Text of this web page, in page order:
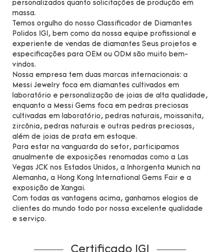
personalizados quanto solicitações de produção em
massa.
Temos orgulho do nosso Classificador de Diamantes
Polidos IGI, bem como da nossa equipe profissional e
experiente de vendas de diamantes Seus projetos e
especificações para OEM ou ODM são muito bem-
vindos.
Nossa empresa tem duas marcas internacionais: a
Messi Jewelry foca em diamantes cultivados em
laboratório e personalização de joias de alta qualidade,
enquanto a Messi Gems foca em pedras preciosas
cultivadas em laboratório, pedras naturais, moissanita,
zircônia, pedras naturais e outras pedras preciosas,
além de joias de prata em estoque.
Para estar na vanguarda do setor, participamos
anualmente de exposições renomadas como a Las
Vegas JCK nos Estados Unidos, a Inhorgenta Munich na
Alemanha, a Hong Kong International Gems Fair e a
exposição de Xangai.
Com todas as vantagens acima, ganhamos elogios de
clientes do mundo todo por nossa excelente qualidade
e serviço.
Certificado IGI